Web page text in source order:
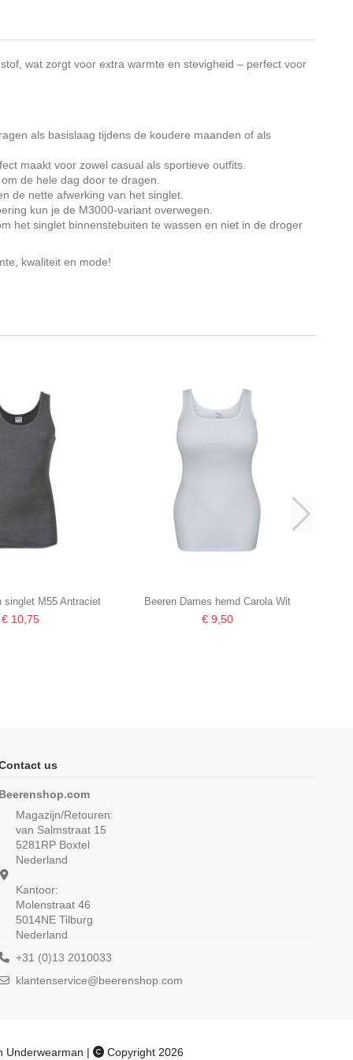
wat zorgt voor extra warmte en stevigheid – perfect voor
als basislaag tijdens de koudere maanden of als
maakt voor zowel casual als sportieve outfits.
de hele dag door te dragen.
de nette afwerking van het singlet.
kun je de M3000-variant overwegen.
het singlet binnenstebuiten te wassen en niet in de droger
kwaliteit en mode!
singlet M55 Antraciet
€ 10,75
Beeren Dames hemd Carola Wit
€ 9,50
T-shirt K.M. met O-
Navy
us
Magazijn/Retouren:
van Salmstraat 15
5281RP Boxtel
Nederland
Kantoor:
Molenstraat 46
5014NE Tilburg
Nederland
+31 (0)13 2010033
klantenservice@beerenshop.com
Underwearman | Copyright 2026